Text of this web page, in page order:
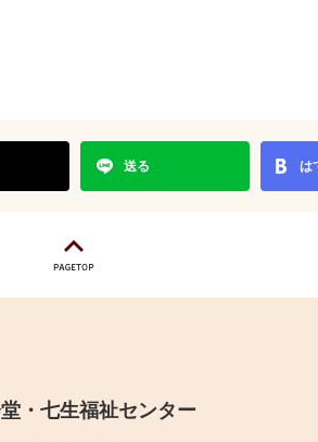
送る は
・七生福祉センター